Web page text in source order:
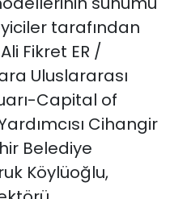
tarafından
Fikret ER /
Uluslararası
Capital of
Cihangir
Belediye
Köylüoğlu,